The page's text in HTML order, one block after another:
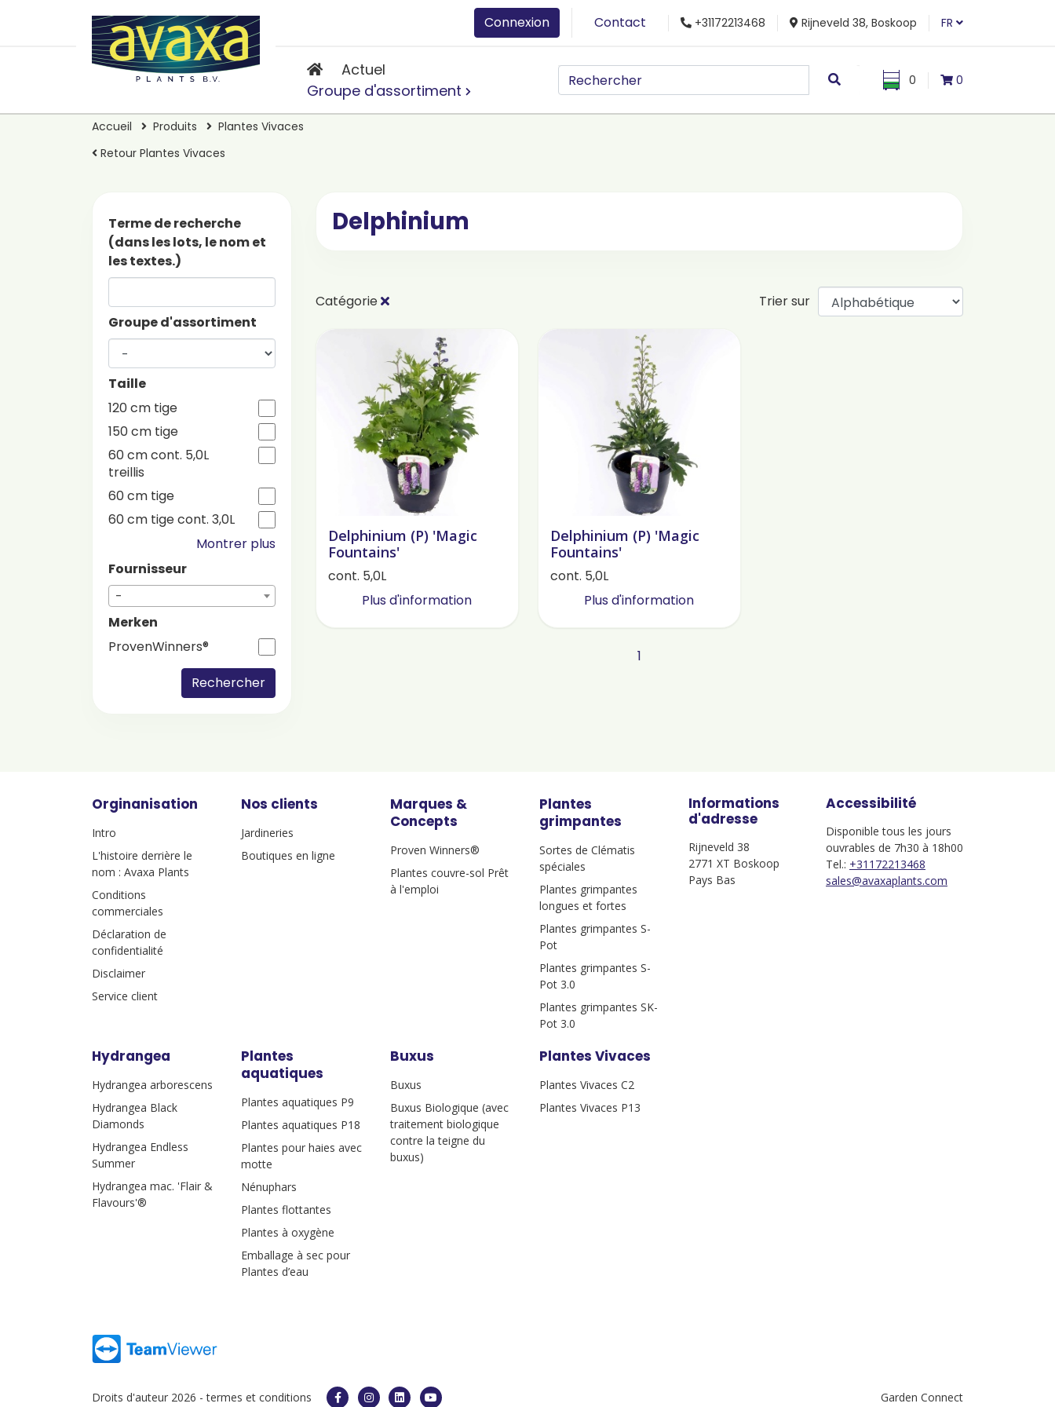
Connexion Contact +31172213468 Rijneveld 38, Boskoop FR
Actuel
Groupe d'assortiment
0 0
Accueil Produits
Plantes Vivaces
Retour Plantes Vivaces
Terme de recherche
(dans les lots, le nom et
les textes.)
Groupe d'assortiment
Taille
120 cm tige
150 cm tige
60 cm cont. 5,0L
treillis
60 cm tige
60 cm tige cont. 3,0L
Montrer plus
Fournisseur
-
Merken
ProvenWinners®
Rechercher
Delphinium
Catégorie Trier sur
Delphinium (P) 'Magic
Fountains'
cont. 5,0L
Plus d'information
Delphinium (P) 'Magic
Fountains'
cont. 5,0L
Plus d'information
1
Orginanisation
Intro
L'histoire derrière le
nom : Avaxa Plants
Conditions
commerciales
Déclaration de
confidentialité
Disclaimer
Service client
Nos clients
Jardineries
Boutiques en ligne
Marques &
Concepts
Proven Winners®
Plantes couvre-sol Prêt
à l'emploi
Plantes
grimpantes
Sortes de Clématis
spéciales
Plantes grimpantes
longues et fortes
Plantes grimpantes S-
Pot
Plantes grimpantes S-
Pot 3.0
Plantes grimpantes SK-
Pot 3.0
Hydrangea
Hydrangea arborescens
Hydrangea Black
Diamonds
Hydrangea Endless
Summer
Hydrangea mac. 'Flair &
Flavours'®
Plantes
aquatiques
Plantes aquatiques P9
Plantes aquatiques P18
Plantes pour haies avec
motte
Nénuphars
Plantes flottantes
Plantes à oxygène
Emballage à sec pour
Plantes d’eau
Buxus
Buxus
Buxus Biologique (avec
traitement biologique
contre la teigne du
buxus)
Plantes Vivaces
Plantes Vivaces C2
Plantes Vivaces P13
Informations
d'adresse
Rijneveld 38
2771 XT Boskoop
Pays Bas
Accessibilité
Disponible tous les jours
ouvrables de 7h30 à 18h00
Tel.: +31172213468
sales@avaxaplants.com
Droits d'auteur 2026 -termes et conditions Garden Connect